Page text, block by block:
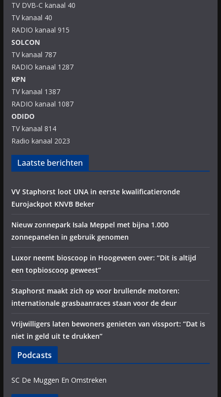
TV DVB-C kanaal 40
TV kanaal 40
RADIO kanaal 915
SOLCON
TV kanaal 787
RADIO kanaal 1287
KPN
TV kanaal 1387
RADIO kanaal 1087
ODIDO
TV kanaal 814
Radio kanaal 2023
Laatste berichten
VV Staphorst loot UNA in eerste kwalificatieronde
Eurojackpot KNVB Beker
Nieuw zonnepark Isala Meppel met bijna 1.000
zonnepanelen in gebruik genomen
Luxor neemt bioscoop in Hoogeveen over: “Dit is altijd
een topbioscoop geweest”
Staphorst maakt zich op voor brullende motoren:
internationale grasbaanraces staan voor de deur
Vrijwilligers laten bewoners genieten van vissport: “Dat is
niet in geld uit te drukken”
Podcasts
SC De Muggen En Omstreken